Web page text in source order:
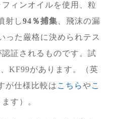
ィンオイルを使用、粒
射し94％捕集 、飛沫の漏
った厳格に決められテス
証されるものです。試
KF99があります。（英
が仕様比較は こちらやこ
す）。